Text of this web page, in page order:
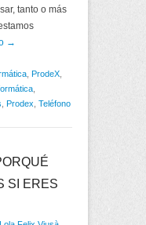
tanto o más
→
, ProdeX,
,
, Prodex, Teléfono
SI ERES